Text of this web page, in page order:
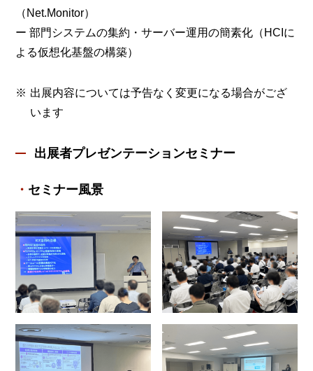
（Net.Monitor）
ー 部門システムの集約・サーバー運用の簡素化（HCIに
よる仮想化基盤の構築）
出展内容については予告なく変更になる場合がござ
います
出展者プレゼンテーションセミナー
セミナー風景